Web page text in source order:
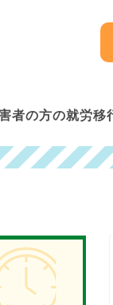
者の方の就労移